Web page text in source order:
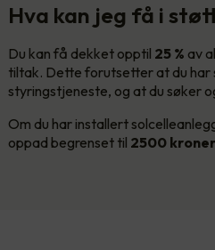
Hva kan jeg få i
Du kan få dekket opptil 25 % av
tiltak. Dette forutsetter at du har
styringstjeneste, og at du søker
Om du har installert
oppad begrenset til 2500